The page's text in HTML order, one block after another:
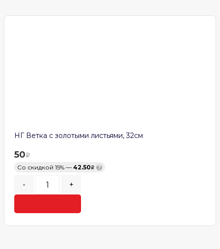
НГ Ветка с золотыми листьями, 32см
50
Со скидкой 15% — 42.50 ?
- +